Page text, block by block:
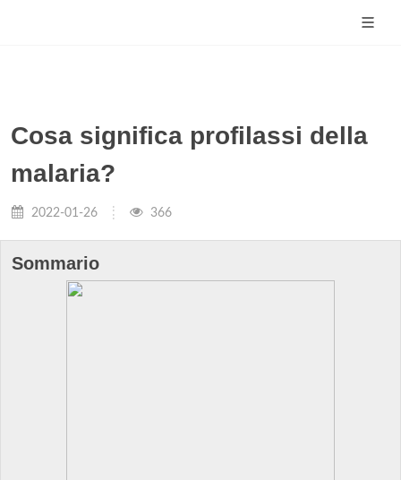
Cosa significa profilassi della
malaria?
2022-01-26 366
Sommario